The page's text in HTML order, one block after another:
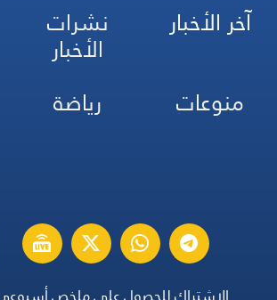
آخر الأخبار نشرات
الأخبار
منوعات
رياضة